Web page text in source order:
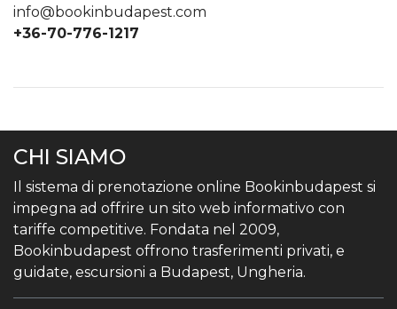
info@bookinbudapest.com
+36-70-776-1217
CHI SIAMO
Il sistema di prenotazione online Bookinbudapest si
impegna ad offrire un sito web informativo con
tariffe competitive. Fondata nel 2009,
Bookinbudapest offrono trasferimenti privati, e
guidate, escursioni a Budapest, Ungheria.